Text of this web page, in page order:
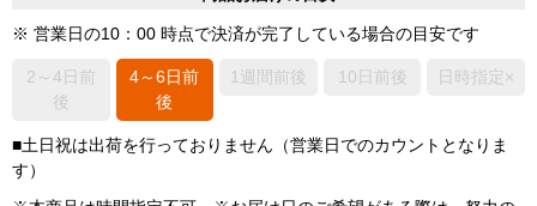
※ 営業日の10：00 時点で決済が完了している場合の目安です
2～4日前
後
4～6日前
後
1週間前後 10日前後 日時指定×
■土日祝は出荷を行っておりません（営業日でのカウントとなりま
す）